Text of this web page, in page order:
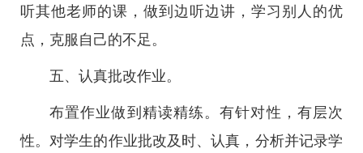
听其他老师的课，做到边听边讲，学习别人的优
点，克服自己的不足。
五、认真批改作业。
布置作业做到精读精练。有针对性，有层次
性。对学生的作业批改及时、认真，分析并记录学